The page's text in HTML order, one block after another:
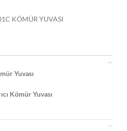
KÖMÜR YUVASI
Yuvası
Kömür Yuvası